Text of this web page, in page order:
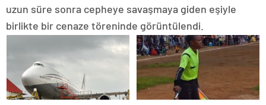
uzun süre sonra cepheye savaşmaya giden eşiyle
birlikte bir cenaze töreninde görüntülendi.